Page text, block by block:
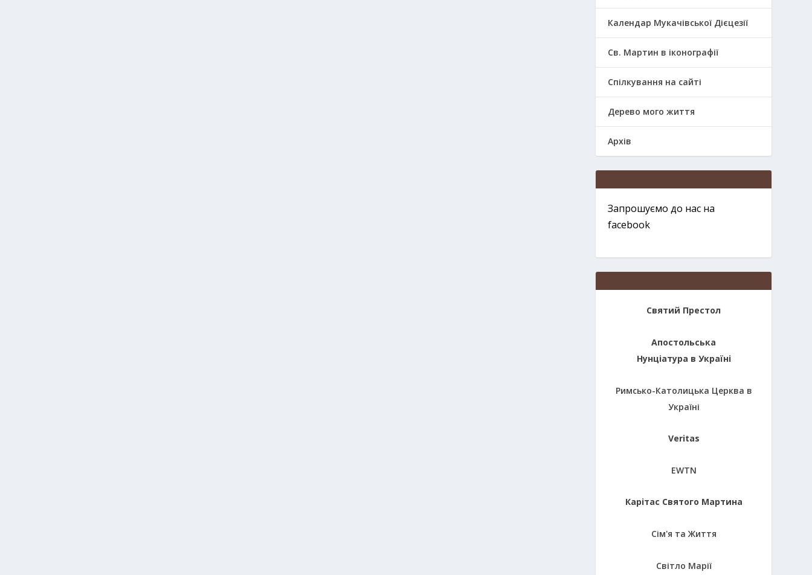
Календар Мукачівської Дієцезії
Св. Мартин в іконографії
Спілкування на сайті
Дерево мого життя
Архів
Запрошуємо до нас на
facebook
Святий Престол
Апостольська
Нунціатура в Україні
Римсько-Католицька Церква в
Україні
Veritas
EWTN
Карітас Святого Мартина
Сім'я та Життя
Світло Марії